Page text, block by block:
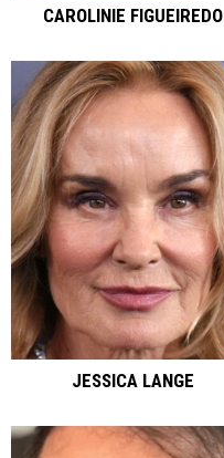
CAROLINIE FIGUEIREDO
JESSICA LANGE